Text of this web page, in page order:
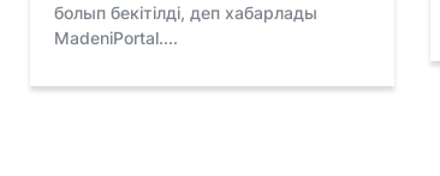
болып бекітілді, деп хабарлады
MadeniPortal....